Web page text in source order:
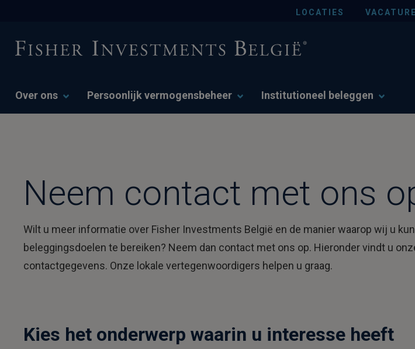
LOCATIES
Over ons Persoonlijk vermogensbeheer Institutioneel beleggen
Neem contact met ons
Wilt u meer informatie over Fisher Investments België en de manier waarop wij u
beleggingsdoelen te bereiken? Neem dan contact met ons op. Hieronder vindt u
contactgegevens. Onze lokale vertegenwoordigers helpen u graag.
Kies het onderwerp waarin u interesse heeft